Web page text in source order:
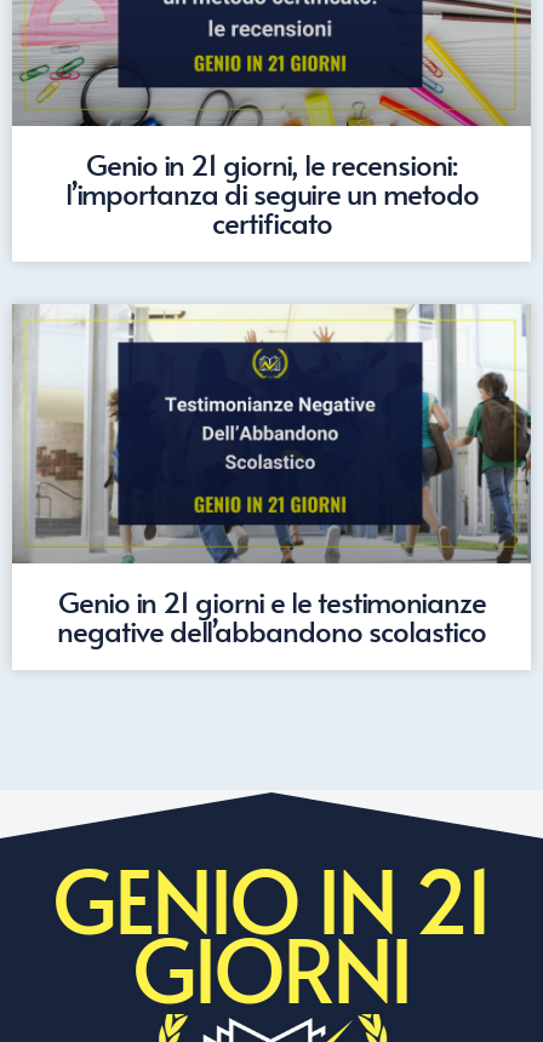
Genio in 21 giorni, le recensioni:
l’importanza di seguire un metodo
certificato
Genio in 21 giorni e le testimonianze
negative dell’abbandono scolastico
GENIO IN 21
GIORNI